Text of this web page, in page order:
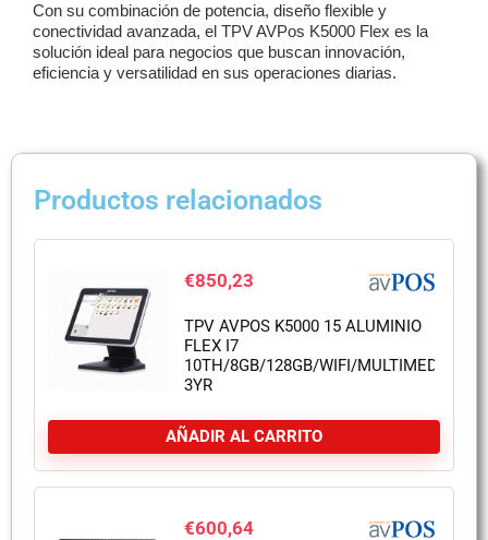
Con su combinación de potencia, diseño flexible y
conectividad avanzada, el TPV AVPos K5000 Flex es la
solución ideal para negocios que buscan innovación,
eficiencia y versatilidad en sus operaciones diarias.
Productos relacionados
€850,23
TPV AVPOS K5000 15 ALUMINIO
FLEX I7
10TH/8GB/128GB/WIFI/MULTIMEDIA
3YR
AÑADIR AL CARRITO
€600,64